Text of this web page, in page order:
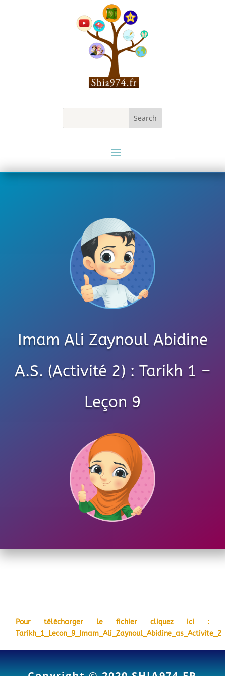
Imam Ali Zaynoul Abidine
A.S. (Activité 2) : Tarikh 1 –
Leçon 9
Pour télécharger le fichier cliquez ici :
Tarikh_1_Lecon_9_Imam_Ali_Zaynoul_Abidine_as_Activite_2